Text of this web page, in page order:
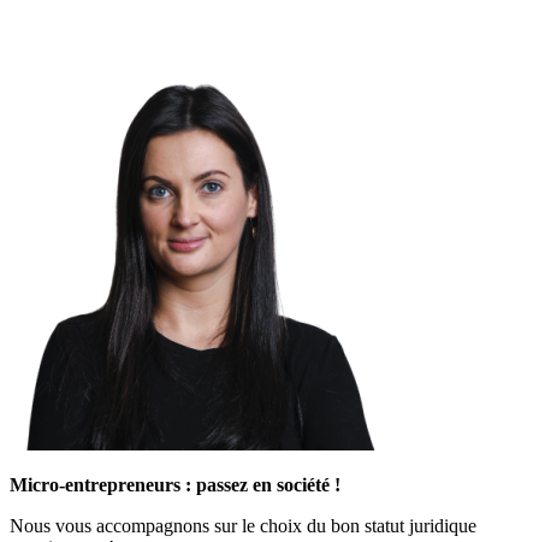
Micro-entrepreneurs : passez en société !
Nous vous accompagnons sur le choix du bon statut juridique